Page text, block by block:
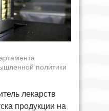
политики
лекарств
продукции на